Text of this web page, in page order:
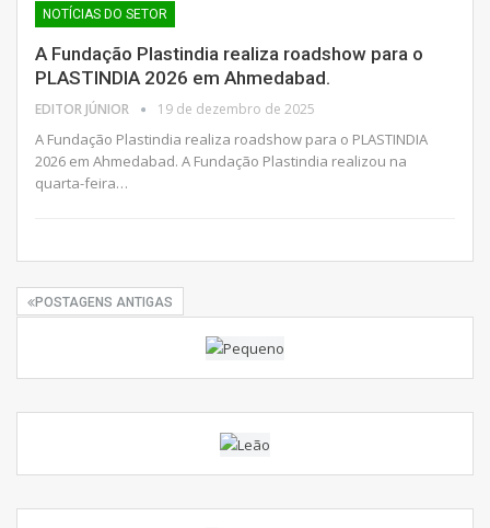
NOTÍCIAS DO SETOR
A Fundação Plastindia realiza roadshow para o
PLASTINDIA 2026 em Ahmedabad.
EDITOR JÚNIOR 19 de dezembro de 2025
A Fundação Plastindia realiza roadshow para o PLASTINDIA
2026 em Ahmedabad. A Fundação Plastindia realizou na
quarta-feira…
POSTAGENS ANTIGAS